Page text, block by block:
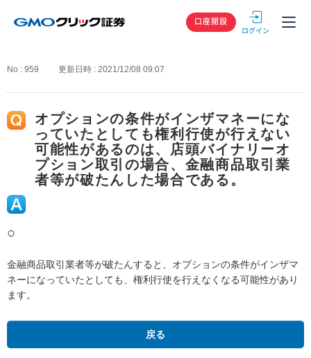
GMOクリック
口座開設
No : 959 更新日時 : 2021/12/08 09:07
オプションの条件がインザマネーにな
っていたとしても権利行使が行えない
可能性があるのは、店頭バイナリーオ
プション取引の場合、金融商品取引業
者等が破たんした場合である。
○
金融商品取引業者等が破たんすると、オプションの条件がインザマ
ネーになっていたとしても、権利行使を行えなくなる可能性があり
ます。
戻る